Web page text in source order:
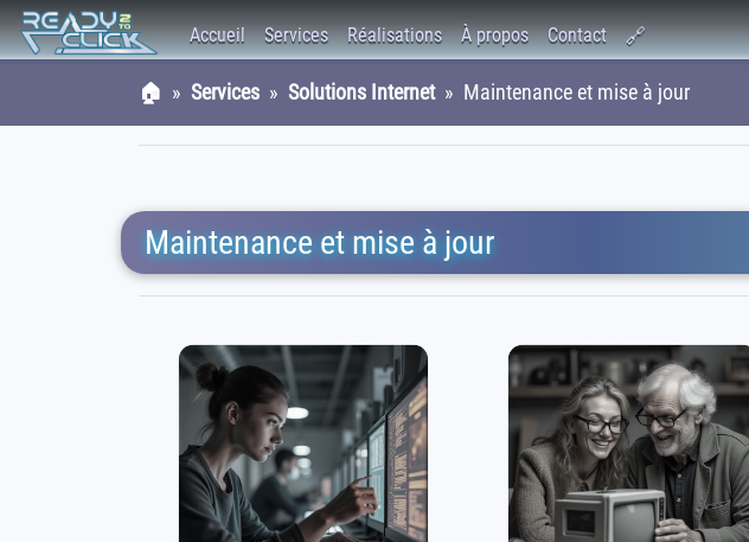
Accueil Services Réalisations À propos Contact 🔗
🏠 » Services » Solutions Internet» Maintenance et mise à jour
Maintenance et mise à jour